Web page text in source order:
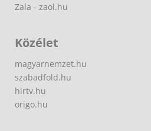
Zala - zaol.hu
Közélet
magyarnemzet.hu
szabadfold.hu
hirtv.hu
origo.hu